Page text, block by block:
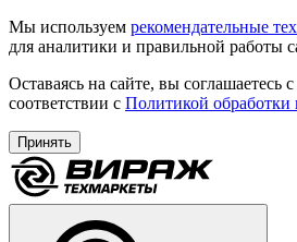
Мы используем рекомендательные
для аналитики и правильной работы
Оставаясь на сайте, вы соглашаетесь
соответствии с Политикой
Принять